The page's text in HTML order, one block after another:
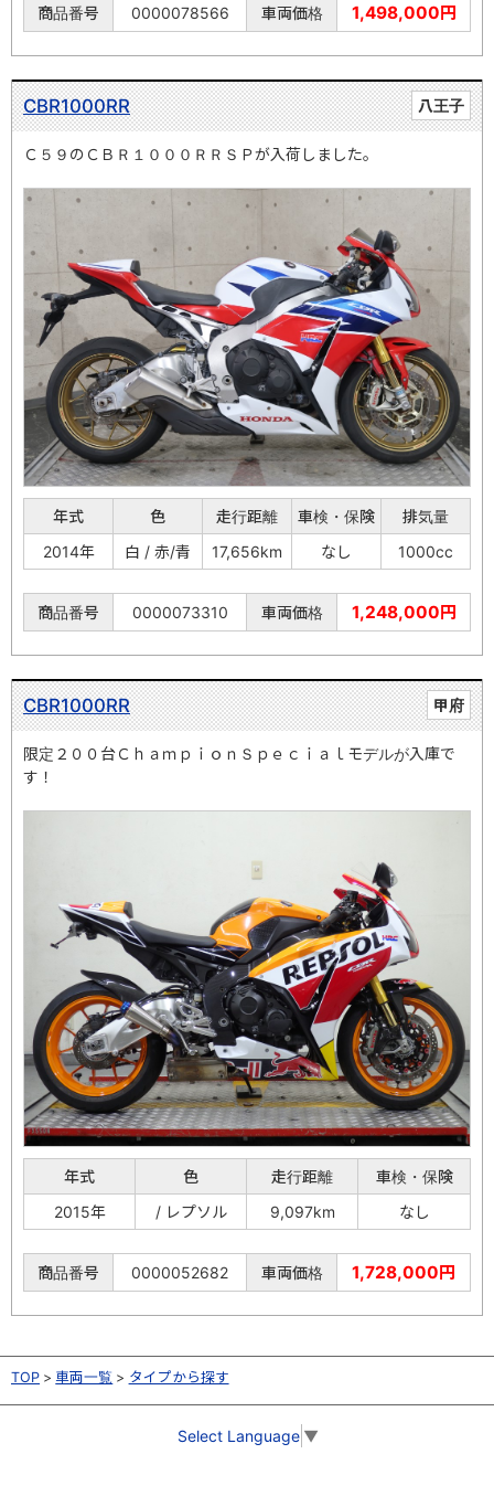
商品番号 0000078566 車両価格 1,498,000円
八王子
CBR1000RR
Ｃ５９のＣＢＲ１０００ＲＲＳＰが入荷しました。
年式 色 走行距離 車検・保険
排気量
2014年
白 / 赤/青 17,656km なし 1000cc
商品番号 0000073310 車両価格 1,248,000円
甲府
CBR1000RR
限定２００台ＣｈａｍｐｉｏｎＳｐｅｃｉａｌモデルが入庫で
す！
年式 色 走行距離
車検・保険
2015年
/ レプソル 9,097km なし
商品番号 0000052682 車両価格 1,728,000円
TOP 車両一覧 タイプから探す
Select Language ▼